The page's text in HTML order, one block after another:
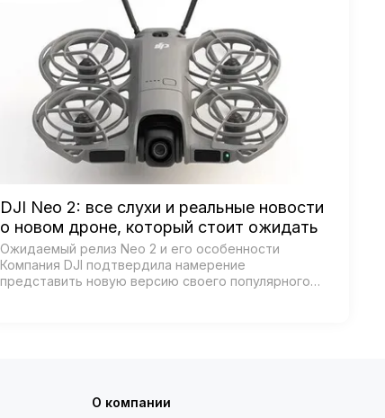
DJI Neo 2: все слухи и реальные новости
о новом дроне, который стоит ожидать
Ожидаемый релиз Neo 2 и его особенности
Компания DJI подтвердила намерение
представить новую версию своего популярного
О компании